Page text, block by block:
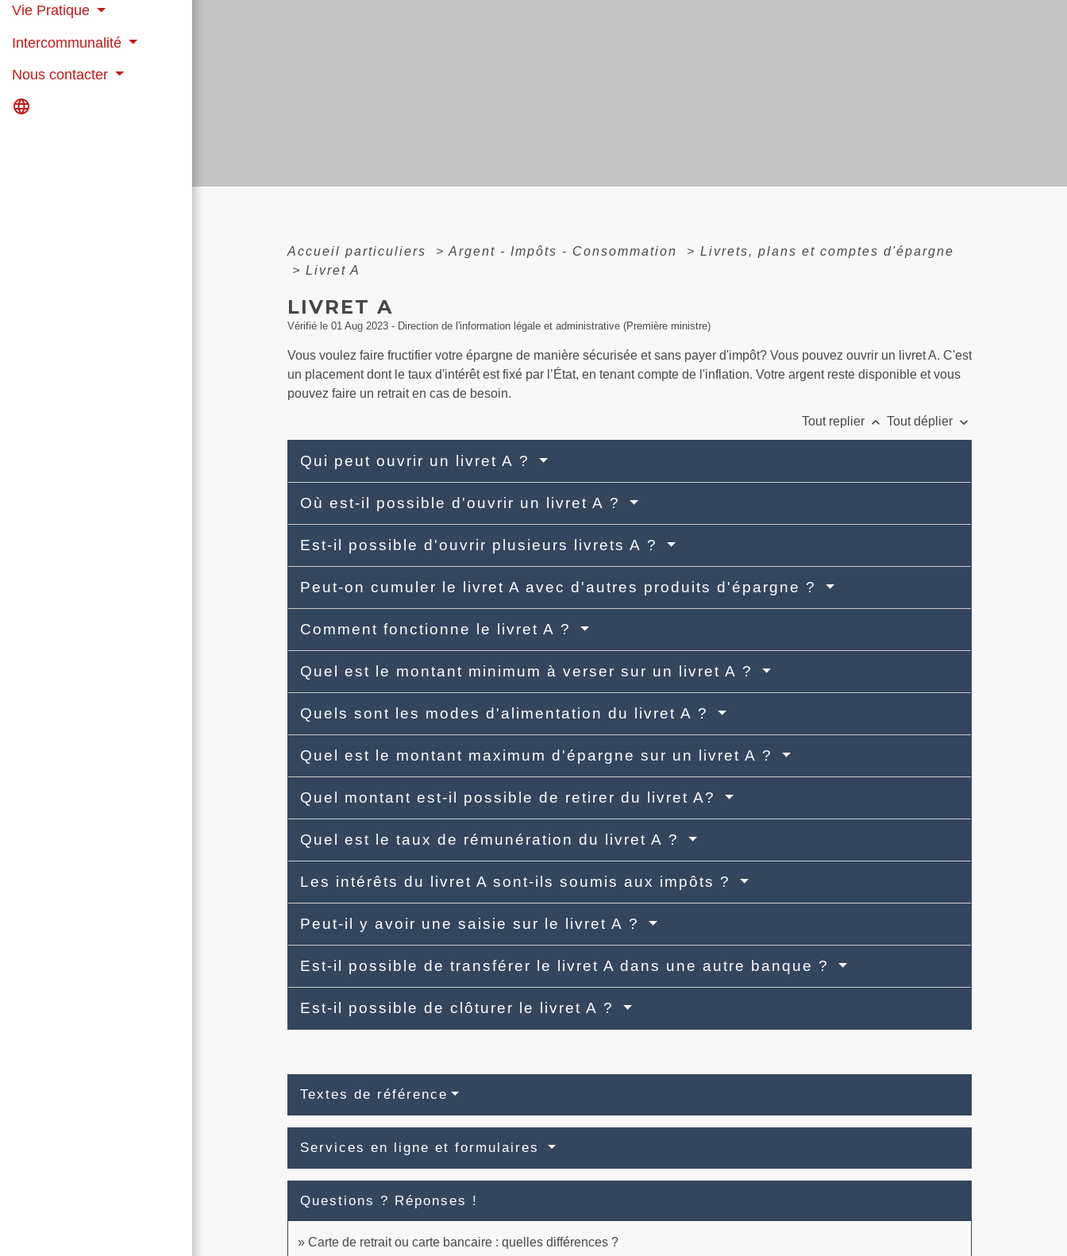
Vie Pratique
Intercommunalité
Nous contacter
language
Accueil particuliers > Argent - Impôts - Consommation > Livrets, plans et comptes d'épargne
> Livret A
LIVRET A
Vérifié le 01 Aug 2023 - Direction de l'information légale et administrative (Première ministre)
Vous voulez faire fructifier votre épargne de manière sécurisée et sans payer d'impôt? Vous pouvez ouvrir un livret A. C'est
un placement dont le taux d'intérêt est fixé par l’État, en tenant compte de l'inflation. Votre argent reste disponible et vous
pouvez faire un retrait en cas de besoin.
Tout replier keyboard_arrow_up Tout déplier keyboard_arrow_down
Qui peut ouvrir un livret A ?
Où est-il possible d'ouvrir un livret A ?
Est-il possible d'ouvrir plusieurs livrets A ?
Peut-on cumuler le livret A avec d'autres produits d'épargne ?
Comment fonctionne le livret A ?
Quel est le montant minimum à verser sur un livret A ?
Quels sont les modes d'alimentation du livret A ?
Quel est le montant maximum d'épargne sur un livret A ?
Quel montant est-il possible de retirer du livret A?
Quel est le taux de rémunération du livret A ?
Les intérêts du livret A sont-ils soumis aux impôts ?
Peut-il y avoir une saisie sur le livret A ?
Est-il possible de transférer le livret A dans une autre banque ?
Est-il possible de clôturer le livret A ?
Textes de référence
Services en ligne et formulaires
Questions ? Réponses !
Carte de retrait ou carte bancaire : quelles différences ?